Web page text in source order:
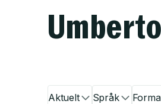
Aktuelt Språk